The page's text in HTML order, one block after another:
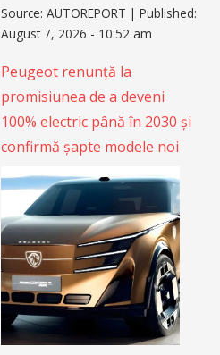
Source:AUTOREPORT |Published:
August 7, 2026 - 10:52 am
Peugeot renunță la
promisiunea de a deveni
100% electric până în 2030 și
confirmă șapte modele noi